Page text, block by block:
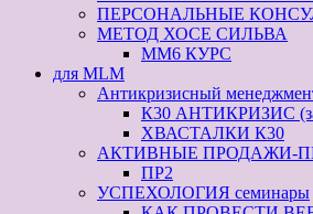
ПЕРСОНАЛЬНЫЕ
МЕТОД ХОСЕ СИЛЬВА
ММ6 КУРС
для MLM
Антикризисный
К30 АНТИКРИЗИС
ХВАСТАЛКИ К30
АКТИВНЫЕ ПРОДАЖИ-
ПР2
УСПЕХОЛОГИЯ семинары